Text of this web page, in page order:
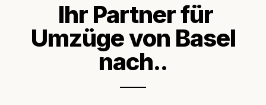
Ihr Partner für
Umzüge von Basel
nach..